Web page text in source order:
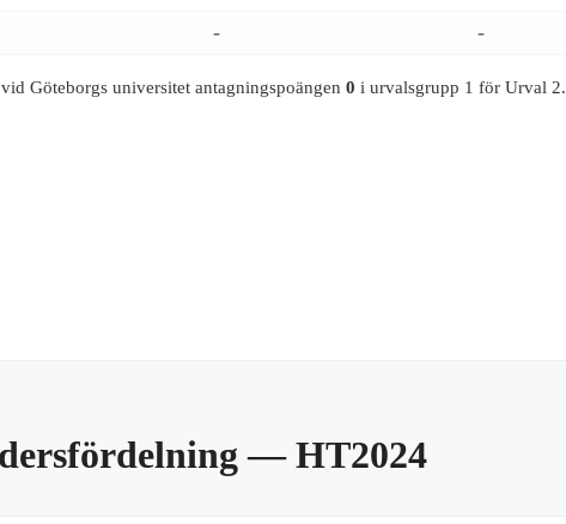
- -
Göteborgs universitet antagningspoängen 0 i urvalsgrupp 1 för Urval 2.
— HT2024